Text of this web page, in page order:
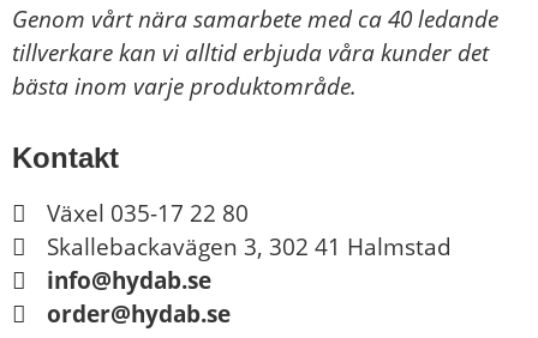
Genom vårt nära samarbete med ca 40 ledande
tillverkare kan vi alltid erbjuda våra kunder det
bästa inom varje produktområde.
Kontakt
Växel 035-17 22 80
Skallebackavägen 3, 302 41 Halmstad
info@hydab.se
order@hydab.se